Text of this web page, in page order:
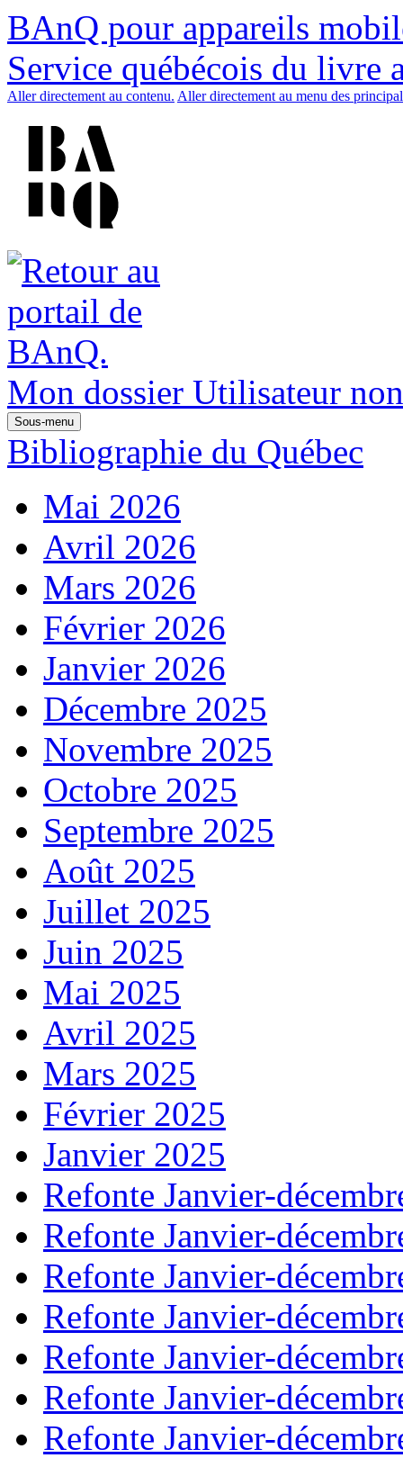
BAnQ pour appareils
Service québécois du livre
Aller directement au contenu. Aller directement au menu des
Mon dossier Utilisateur
Sous-menu
Bibliographie du Québec
Mai 2026
Avril 2026
Mars 2026
Février 2026
Janvier 2026
Décembre 2025
Novembre 2025
Octobre 2025
Septembre 2025
Août 2025
Juillet 2025
Juin 2025
Mai 2025
Avril 2025
Mars 2025
Février 2025
Janvier 2025
Refonte Janvier-
Refonte Janvier-
Refonte Janvier-
Refonte Janvier-
Refonte Janvier-
Refonte Janvier-
Refonte Janvier-